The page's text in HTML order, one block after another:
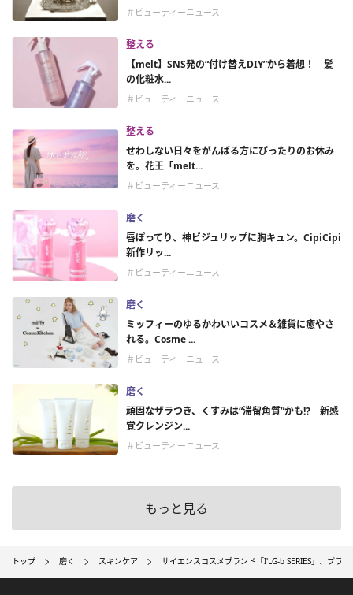
＃ビューティーニュース
整える
【melt】SNS発の“付け替えDIY”から着想！ 髪
の化粧水...
＃ビューティーニュース
整える
せわしない日々をがんばる方にぴったりのお休み
を。花王「melt...
＃ビューティーニュース
磨く
唇ぽってり、神ビジュリップに胸キュン。CipiCipi
新作リッ...
＃ビューティーニュース
磨く
ミッフィーのゆるかわいいコスメ＆雑貨に癒やさ
れる。Cosme ...
＃ビューティーニュース
磨く
頑固なザラつき、くすみは“滞留角質”かも!? 新感
覚クレンジン...
＃ビューティーニュース
もっと見る
トップ 磨く スキンケア サイエンスコスメブランド「I'LG-b SERIES」、ブラ